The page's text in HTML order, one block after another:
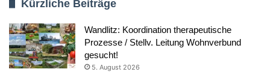
Kürzliche Beiträge
Wandlitz: Koordination therapeutische
Prozesse / Stellv. Leitung Wohnverbund
gesucht!
5. August 2026